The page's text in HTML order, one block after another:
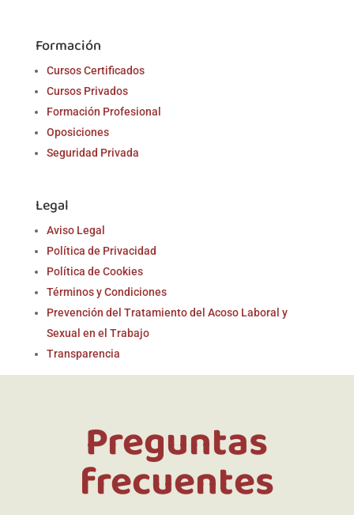
Formación
Cursos Certificados
Cursos Privados
Formación Profesional
Oposiciones
Seguridad Privada
Legal
Aviso Legal
Política de Privacidad
Política de Cookies
Términos y Condiciones
Prevención del Tratamiento del Acoso Laboral y
Sexual en el Trabajo
Transparencia
Preguntas
frecuentes